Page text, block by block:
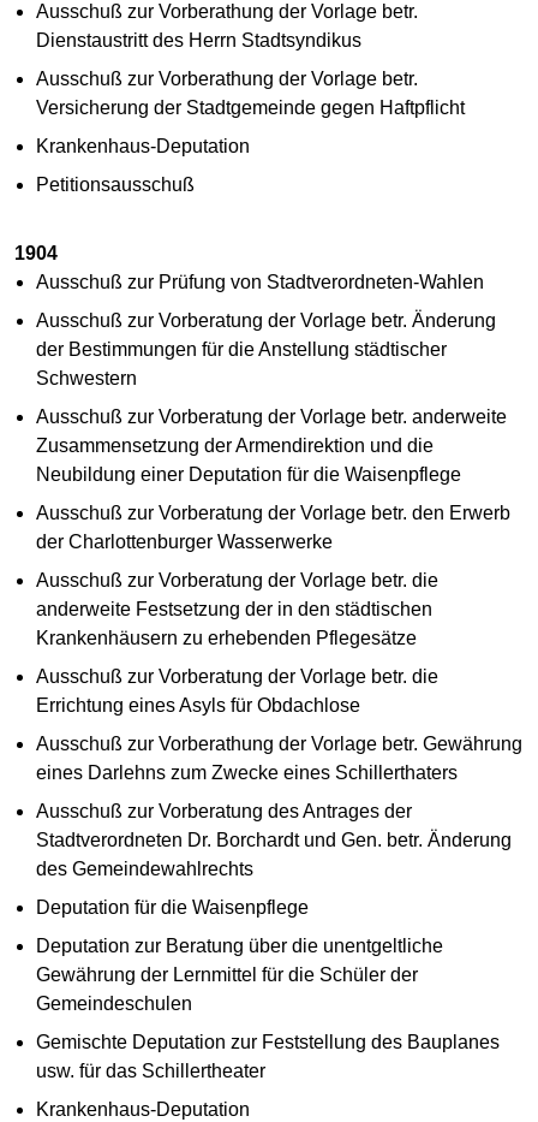
Ausschuß zur Vorberathung der Vorlage betr.
Dienstaustritt des Herrn Stadtsyndikus
Ausschuß zur Vorberathung der Vorlage betr.
Versicherung der Stadtgemeinde gegen Haftpflicht
Krankenhaus-Deputation
Petitionsausschuß
1904
Ausschuß zur Prüfung von Stadtverordneten-Wahlen
Ausschuß zur Vorberatung der Vorlage betr. Änderung
der Bestimmungen für die Anstellung städtischer
Schwestern
Ausschuß zur Vorberatung der Vorlage betr. anderweite
Zusammensetzung der Armendirektion und die
Neubildung einer Deputation für die Waisenpflege
Ausschuß zur Vorberatung der Vorlage betr. den Erwerb
der Charlottenburger Wasserwerke
Ausschuß zur Vorberatung der Vorlage betr. die
anderweite Festsetzung der in den städtischen
Krankenhäusern zu erhebenden Pflegesätze
Ausschuß zur Vorberatung der Vorlage betr. die
Errichtung eines Asyls für Obdachlose
Ausschuß zur Vorberathung der Vorlage betr. Gewährung
eines Darlehns zum Zwecke eines Schillerthaters
Ausschuß zur Vorberatung des Antrages der
Stadtverordneten Dr. Borchardt und Gen. betr. Änderung
des Gemeindewahlrechts
Deputation für die Waisenpflege
Deputation zur Beratung über die unentgeltliche
Gewährung der Lernmittel für die Schüler der
Gemeindeschulen
Gemischte Deputation zur Feststellung des Bauplanes
usw. für das Schillertheater
Krankenhaus-Deputation